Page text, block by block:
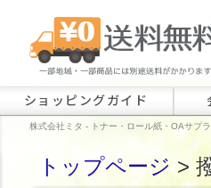
ショッピングガイド
株式会社ミタ - トナー・ロール紙・OAサプ
トップページ>